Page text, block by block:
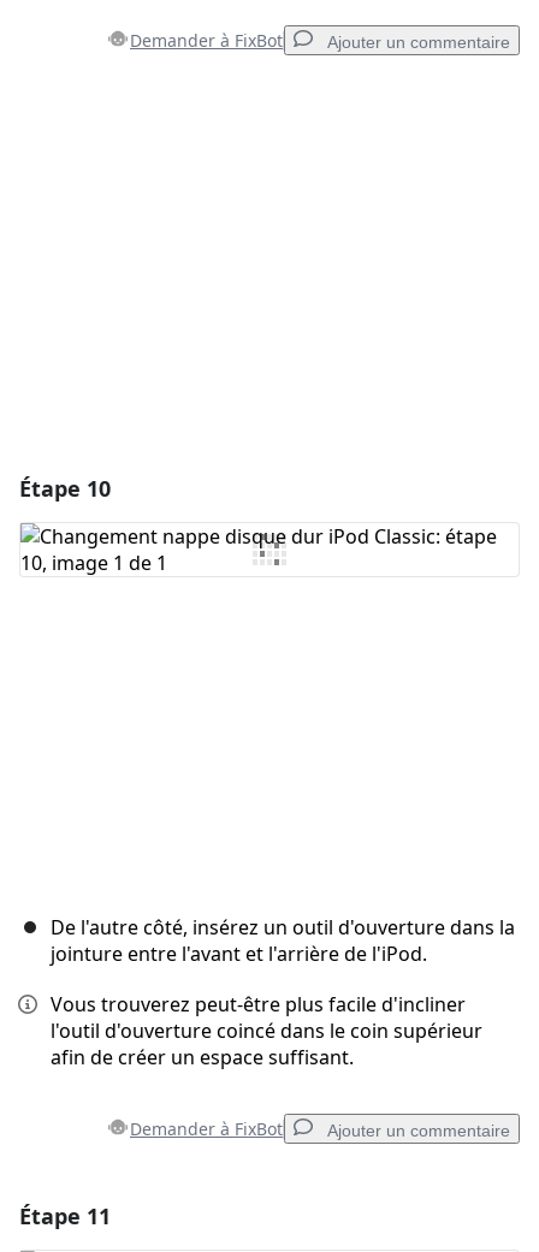
Demander à FixBot Ajouter un commentaire
Étape 10
De l'autre côté, insérez un outil d'ouverture dans la
jointure entre l'avant et l'arrière de l'iPod.
Vous trouverez peut-être plus facile d'incliner
l'outil d'ouverture coincé dans le coin supérieur
afin de créer un espace suffisant.
Demander à FixBot Ajouter un commentaire
Étape 11